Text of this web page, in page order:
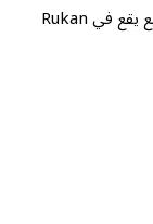
تقدم درفن العقارية للايجار مساحته 480 متر مربع يقع في Rukan